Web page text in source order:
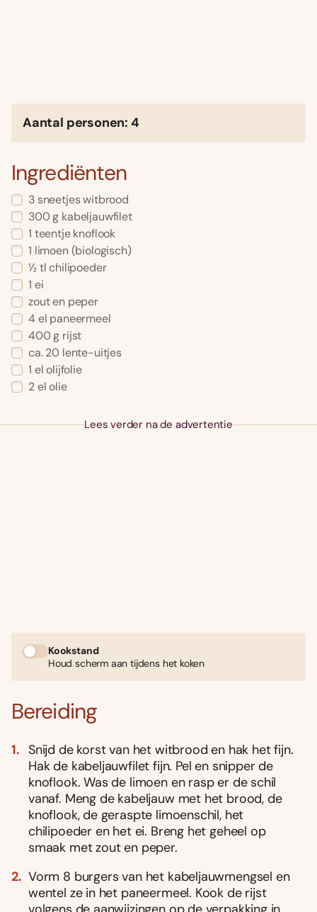
Aantal personen: 4
Ingrediënten
3 sneetjes witbrood
300 g kabeljauwfilet
1 teentje knoflook
1 limoen (biologisch)
½ tl chilipoeder
1 ei
zout en peper
4 el paneermeel
400 g rijst
ca. 20 lente-uitjes
1 el olijfolie
2 el olie
Lees verder na de advertentie
Kookstand
Houd scherm aan tijdens het koken
Bereiding
Snijd de korst van het witbrood en hak het fijn.
Hak de kabeljauwfilet fijn. Pel en snipper de
knoflook. Was de limoen en rasp er de schil
vanaf. Meng de kabeljauw met het brood, de
knoflook, de geraspte limoenschil, het
chilipoeder en het ei. Breng het geheel op
smaak met zout en peper.
Vorm 8 burgers van het kabeljauwmengsel en
wentel ze in het paneermeel. Kook de rijst